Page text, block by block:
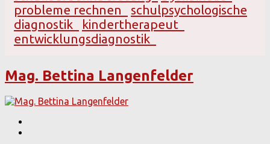
probleme rechnen
schulpsychologische
diagnostik
kindertherapeut
entwicklungsdiagnostik
Mag. Bettina Langenfelder